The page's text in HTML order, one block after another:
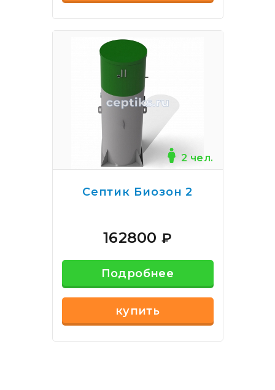
2 чел.
Септик Биозон 2
162800 ₽
Подробнее
купить